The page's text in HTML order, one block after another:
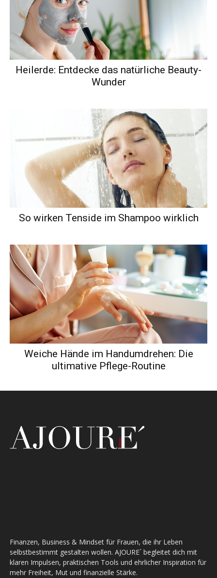
Heilerde: Entdecke das natürliche Beauty-
Wunder
So wirken Tenside im Shampoo wirklich
Weiche Hände im Handumdrehen: Die
ultimative Pflege-Routine
Finanzen, Business & Mindset für Frauen, die ihr Leben
selbstbestimmt gestalten wollen. AJOURE´ begleitet dich mit
klaren Impulsen, praktischen Tools und ehrlicher Inspiration für
mehr Freiheit, Mut und finanzielle Stärke.